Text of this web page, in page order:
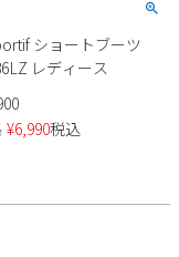
ブーツ
レディース
¥6,990税込